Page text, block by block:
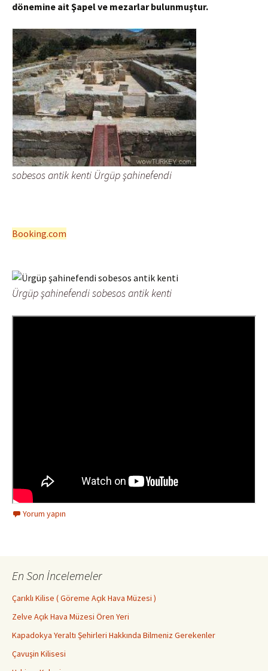
dönemine ait Şapel ve mezarlar bulunmuştur.
sobesos antik kenti Ürgüp şahinefendi
Booking.com
Ürgüp şahinefendi sobesos antik kenti
Yorum yapın
En Son İncelemeler
Çarıklı Kilise ( Göreme Açık Hava Müzesi )
Zelve Açık Hava Müzesi Ören Yeri
Kapadokya Yeraltı Şehirleri Hakkında Bilmeniz Gerekenler
Çavuşin Kilisesi